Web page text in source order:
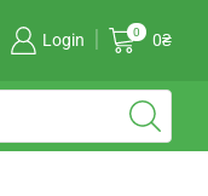
Login 0 0₴